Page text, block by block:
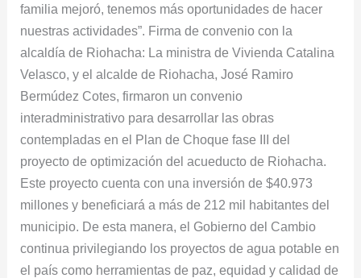
familia mejoró, tenemos más oportunidades de hacer
nuestras actividades”. Firma de convenio con la
alcaldía de Riohacha: La ministra de Vivienda Catalina
Velasco, y el alcalde de Riohacha, José Ramiro
Bermúdez Cotes, firmaron un convenio
interadministrativo para desarrollar las obras
contempladas en el Plan de Choque fase III del
proyecto de optimización del acueducto de Riohacha.
Este proyecto cuenta con una inversión de $40.973
millones y beneficiará a más de 212 mil habitantes del
municipio. De esta manera, el Gobierno del Cambio
continua privilegiando los proyectos de agua potable en
el país como herramientas de paz, equidad y calidad de